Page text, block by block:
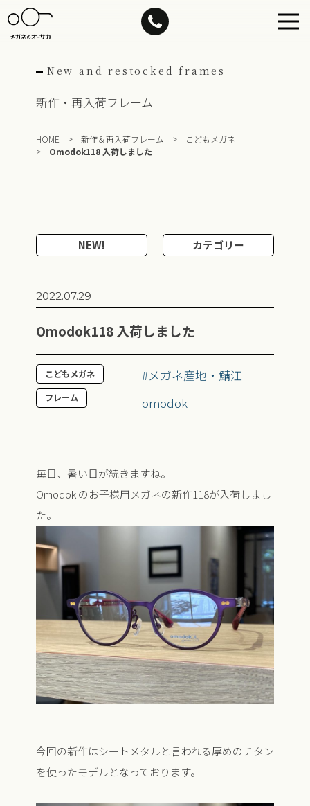
to
content
New and restocked frames
新作・再入荷フレーム
HOME > 新作＆再入荷フレーム >
こどもメガネ
>
Omodok118 入荷しました
NEW! カテゴリー
2022.07.29
Omodok118 入荷しました
こどもメガネ
フレーム
#メガネ産地・鯖江
omodok
毎日、暑い日が続きますね。
Omodok のお子様用メガネの新作118が入荷しまし
た。
今回の新作はシートメタルと言われる厚めのチタン
を使ったモデルとなっております。